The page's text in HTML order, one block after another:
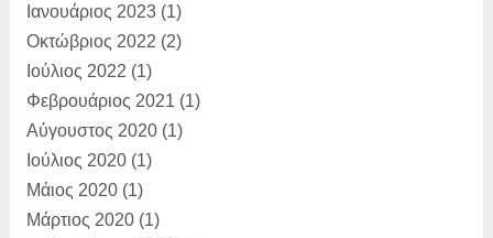
Dimitris Bertzeletos:
Παραλιώτη, σε διαβ�...
Ιανουάριος 2023(1)
Οκτώβριος 2022 (2)
Ιούλιος 2022 (1)
Φεβρουάριος 2021 (1)
Αύγουστος 2020(1)
Ιούλιος 2020(1)
Μάιος 2020(1)
Μάρτιος 2020(1)